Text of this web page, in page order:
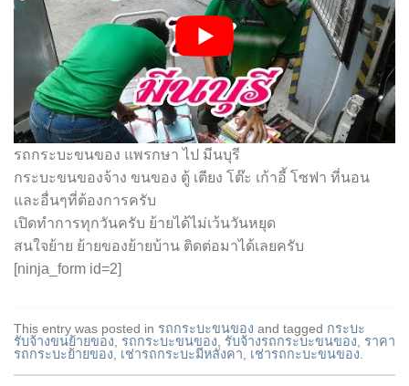
รถกระบะขนของ แพรกษา ไป มีนบุรี
กระบะขนของจ้าง ขนของ ตู้ เตียง โต๊ะ เก้าอี้ โซฟา ที่นอน
และอื่นๆที่ต้องการครับ
เปิดทำการทุกวันครับ ย้ายได้ไม่เว้นวันหยุด
สนใจย้าย ย้ายของย้ายบ้าน ติดต่อมาได้เลยครับ
[ninja_form id=2]
This entry was posted in รถกระบะขนของ and tagged กระบะ
รับจ้างขนย้ายของ, รถกระบะขนของ, รับจ้างรถกระบะขนของ, ราคา
รถกระบะย้ายของ, เช่ารถกระบะมีหลังคา, เช่ารถกะบะขนของ.